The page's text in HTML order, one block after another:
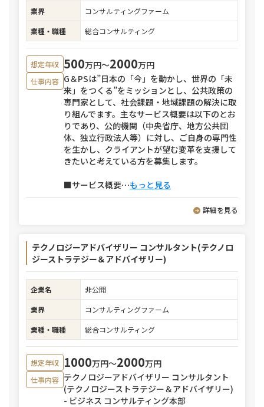
業界
コンサルティングファーム
業種・職種
総合コンサルティング
想定年収 500万円〜2000万円
仕事内容 G＆PSは”日本の「今」を動かし、世界の「未
来」をつくる”をミッションとし、公共政策の
専門家として、社会課題・地域課題の解決に取
り組んでます。主なサービス概要は以下のとお
りであり、公的機関（中央省庁、地方公共団
体、独立行政法人等）に対し、ご自身の専門性
を生かし、クライアントが望む変革を支援して
きたいと考えている方を募集します。
■サービス概要⋯もっと見る
詳細を見る
テクノロジーアドバイザリー コンサルタント(テクノロ
ジーストラテジー＆アドバイザリー)
企業名
非公開
業界
コンサルティングファーム
業種・職種
総合コンサルティング
想定年収 1000万円〜2000万円
仕事内容 テクノロジーアドバイザリー コンサルタント
(テクノロジーストラテジー＆アドバイザリー)
- ビジネス コンサルティング本部